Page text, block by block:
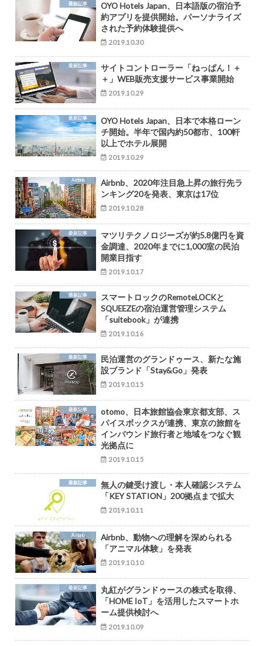
最新記事
OYO Hotels Japan、日本語版の宿泊予
約アプリを提供開始。パーソナライズ
された予約体験提供へ
2019.10.30
最新記事
サイトコントローラー「ねっぱん！＋
＋」WEB販売支援サービス事業開始
2019.10.29
最新記事
OYO Hotels Japan、日本で本格ローン
チ開始。半年で国内約50都市、100軒
以上でホテル展開
2019.10.29
Airbnb
Airbnb、2020年注目急上昇の旅行先ラ
ンキング20を発表、東京は17位
2019.10.28
最新記事
マツリテクノロジーズが約5.8億円を資
金調達、2020年までに1,000室の民泊
開業目指す
2019.10.17
最新記事
スマートロックのRemoteLOCKと
SQUEEZEの宿泊運営管理システム
「suitebook」が連携
2019.10.16
最新記事
民泊運営のグランドゥース、新たな施
設ブランド「Stay&Go」発表
2019.10.15
最新記事
otomo、日本旅館協会東京都支部、ス
パイスボックスが連携、東京の旅館を
インバウンド旅行者と地域をつなぐ観
光拠点に
2019.10.15
最新記事
無人の鍵受け渡し・本人確認システム
「KEY STATION」200拠点まで拡大
2019.10.11
Airbnb
Airbnb、動物への理解を深められる
「アニマル体験」を発表
2019.10.10
最新記事
丸紅がグランドゥースの株式を取得、
「HOME IoT」を活用したスマートホ
ーム提供検討へ
2019.10.09